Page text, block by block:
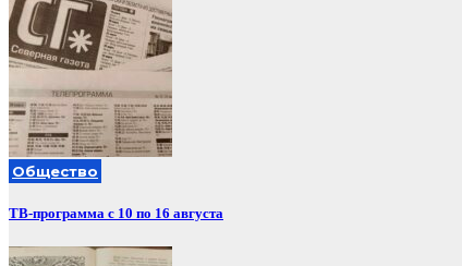
Общество
ТВ-программа с 10 по 16 августа